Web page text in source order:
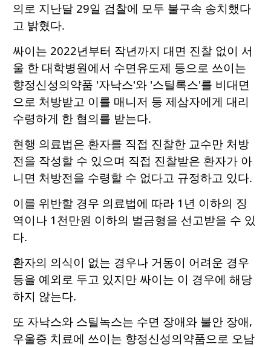
의로 지난달 29일 검찰에 모두 불구속 송치했다
고 밝혔다.
싸이는 2022년부터 작년까지 대면 진찰 없이 서
울 한 대학병원에서 수면유도제 등으로 쓰이는
향정신성의약품 '자낙스'와 '스틸록스'를 비대면
으로 처방받고 이를 매니저 등 제삼자에게 대리
수령하게 한 혐의를 받는다.
현행 의료법은 환자를 직접 진찰한 교수만 처방
전을 작성할 수 있으며 직접 진찰받은 환자가 아
니면 처방전을 수령할 수 없다고 규정하고 있다.
이를 위반할 경우 의료법에 따라 1년 이하의 징
역이나 1천만원 이하의 벌금형을 선고받을 수 있
다.
환자의 의식이 없는 경우나 거동이 어려운 경우
등을 예외로 두고 있지만 싸이는 이 경우에 해당
하지 않는다.
또 자낙스와 스틸녹스는 수면 장애와 불안 장애,
우울증 치료에 쓰이는 향정신성의약품으로 오남